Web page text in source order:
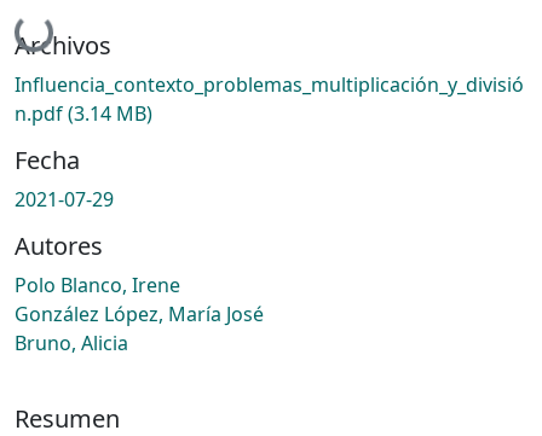
Cargando...
Archivos
Influencia_contexto_problemas_multiplicación_y_divisió
n.pdf(3.14 MB)
Fecha
2021-07-29
Autores
Polo Blanco, Irene
González López, María José
Bruno, Alicia
Resumen